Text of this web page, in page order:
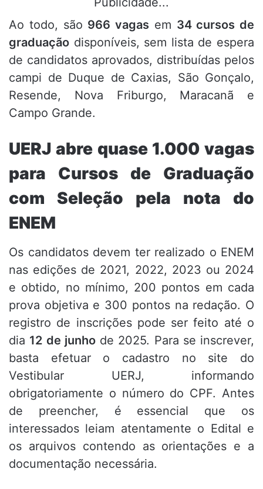
Ao todo, são 966 vagas em 34 cursos de
graduação disponíveis, sem lista de espera
de candidatos aprovados, distribuídas pelos
campi de Duque de Caxias, São Gonçalo,
Resende, Nova Friburgo, Maracanã e
Campo Grande.
UERJ abre quase 1.000 vagas
para Cursos de Graduação
com Seleção pela nota do
ENEM
Os candidatos devem ter realizado o ENEM
nas edições de 2021, 2022, 2023 ou 2024
e obtido, no mínimo, 200 pontos em cada
prova objetiva e 300 pontos na redação. O
registro de inscrições pode ser feito até o
dia 12 de junhode 2025. Para se inscrever,
basta efetuar o cadastro no site do
Vestibular UERJ, informando
obrigatoriamente o número do CPF. Antes
de preencher, é essencial que os
interessados leiam atentamente o Edital e
os arquivos contendo as orientações e a
documentação necessária.